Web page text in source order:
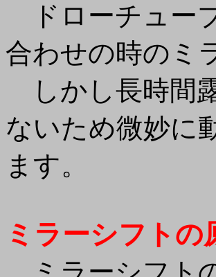
ドローチュー
合わせの時のミ
しかし長時間
ないため微妙に
ます。
ミラーシフトの